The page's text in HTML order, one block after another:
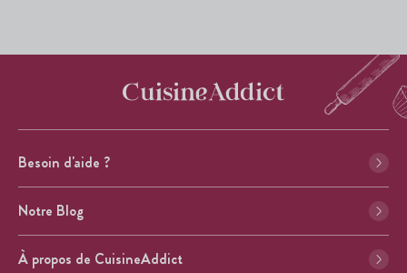
Besoin d'aide ?
Notre Blog
À propos de CuisineAddict